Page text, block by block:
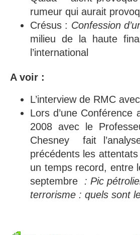
rumeur qui aurait
Crésus : Confession
milieu de la haute
l’international
A voir :
L’interview de RMC
Lors d’une
2008 avec le
Chesney fait
précédents les
un temps record, entre
septembre : Pic
terrorisme : quels sont